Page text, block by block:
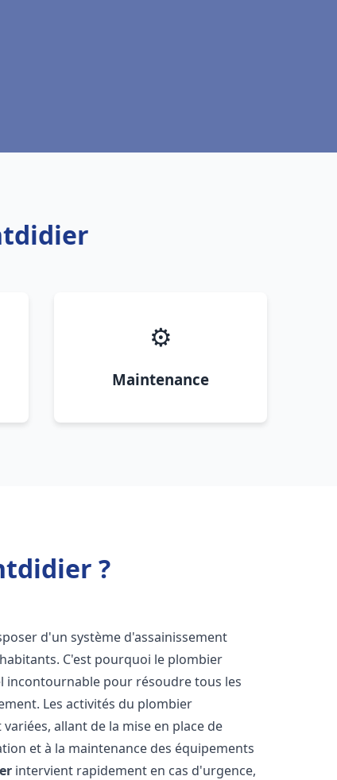
⚙️
Maintenance
?
d'un système d'assainissement
C'est pourquoi le plombier
incontournable pour résoudre tous les
Les activités du plombier
allant de la mise en place de
et à la maintenance des équipements
intervient rapidement en cas d'urgence,